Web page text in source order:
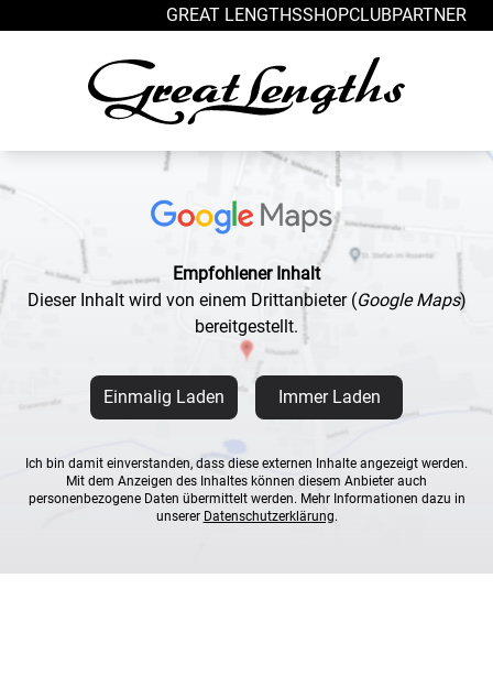
GREAT LENGTHSSHOPCLUBPARTNER
Empfohlener Inhalt
Dieser Inhalt wird von einem Drittanbieter (Google Maps)
bereitgestellt.
Einmalig Laden Immer Laden
Ich bin damit einverstanden, dass diese externen Inhalte angezeigt werden.
Mit dem Anzeigen des Inhaltes können diesem Anbieter auch
personenbezogene Daten übermittelt werden. Mehr Informationen dazu in
unserer Datenschutzerklärung.